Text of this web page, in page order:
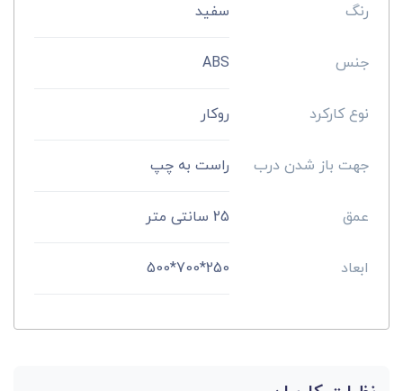
رنگ سفید
جنس ABS
نوع کارکرد روکار
جهت باز شدن درب راست به چپ
عمق 25 سانتی متر
ابعاد 250*700*500